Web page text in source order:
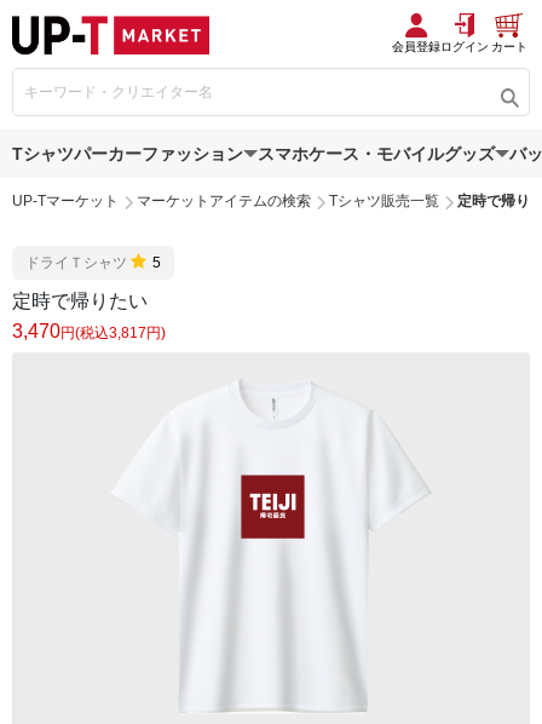
会員登録ログイン カート
Tシャツパーカーファッション スマホケース・モバイルグッズ バ
UP-Tマーケット マーケットアイテムの検索 Tシャツ販売一覧 定時で帰り
ドライＴシャツ 5
定時で帰りたい
3,470円(税込3,817円)